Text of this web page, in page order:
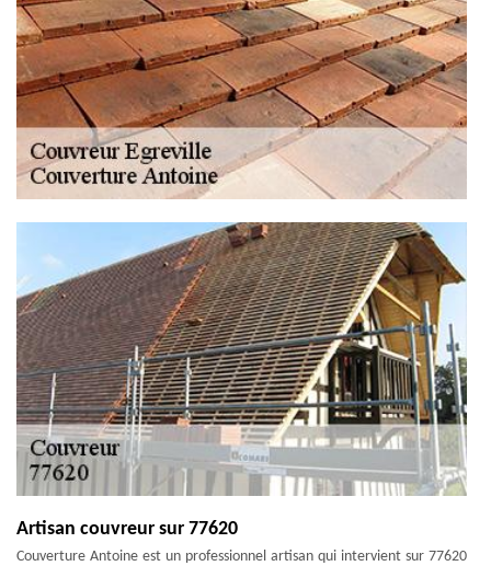
Artisan couvreur sur 77620
Couverture Antoine est un professionnel artisan qui intervient sur 77620